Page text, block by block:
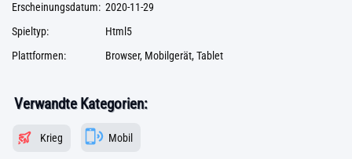
Erscheinungsdatum: 2020-11-29
Spieltyp:
Html5
Plattformen:
Browser, Mobilgerät, Tablet
Verwandte Kategorien:
Krieg Mobil